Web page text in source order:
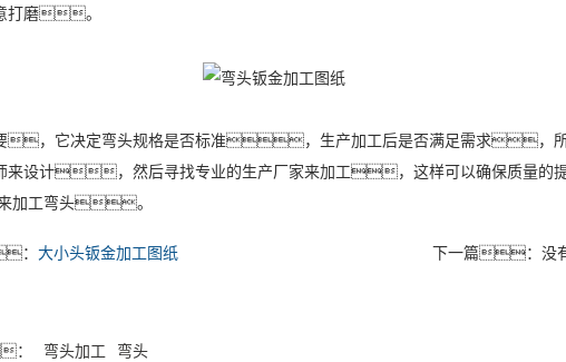
打磨。
，它决定弯头规格是否标准，生产加工后是否满足需求，所
师来设计，然后寻找专业的生产厂家来加工，这样可以确保质量
来加工弯头。
：大小头钣金加工图纸 下一篇：没
： 弯头加工 弯头